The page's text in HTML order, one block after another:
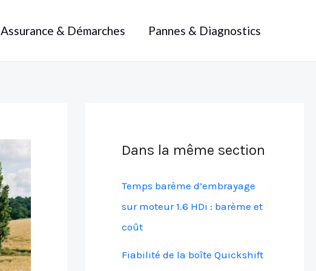
Assurance & Démarches Pannes & Diagnostics
Dans la même section
Temps barème d’embrayage
sur moteur 1.6 HDi : barème et
coût
Fiabilité de la boîte Quickshift